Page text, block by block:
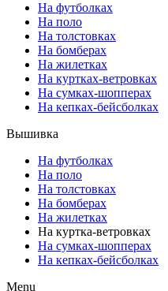
На футболках
На поло
На толстовках
На бомберах
На жилетках
На куртках-ветровках
На сумках-шопперах
На кепках-бейсболках
Вышивка
На футболках
На поло
На толстовках
На бомберах
На жилетках
На куртка-ветровках
На сумках-шопперах
На кепках-бейсболках
Menu